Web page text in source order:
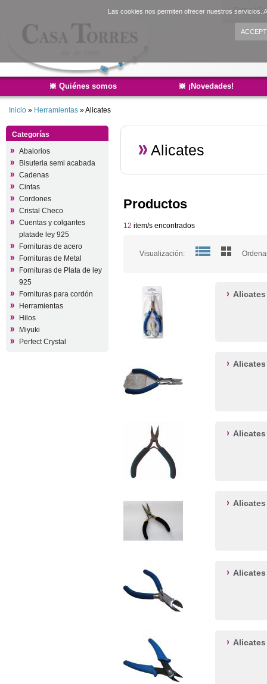
Las cookies nos permiten ofrecer nuestros servicios.
ACCEPT
Entrar|
Quiénes somos ¡Novedades!
Inicio » Herramientas »Alicates
Categorías
Abalorios
Bisuteria semi acabada
Cadenas
Cintas
Cordones
Cristal Checo
Cuentas y colgantes
platade ley 925
Fornituras de acero
Fornituras de Metal
Fornituras de Plata de ley
925
Fornituras para cordón
Herramientas
Hilos
Miyuki
Perfect Crystal
Alicates
Productos
12 item/s encontrados
Visualización: